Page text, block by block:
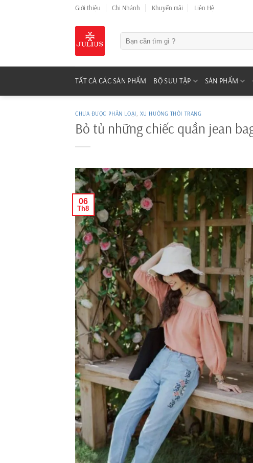
Giới thiệu Chi Nhánh Khuyến mãi Liên Hệ
kiếm:
TẤT CẢ CÁC SẢN PHẨM BỘ SƯU TẬP SẢN PHẨM
CHƯA ĐƯỢC PHÂN LOẠI , XU HƯỚNG THỜI TRANG
Bỏ tủ những chiếc quần jean
06
Th8